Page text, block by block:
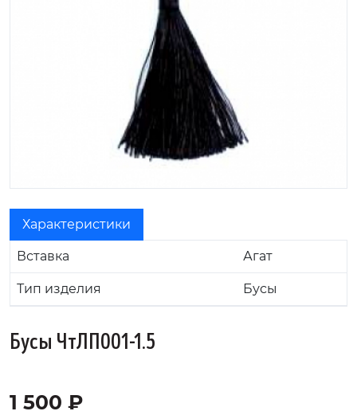
Характеристики
Вставка Агат
Тип изделия Бусы
Бусы ЧтЛП001-1.5
1 500 ₽